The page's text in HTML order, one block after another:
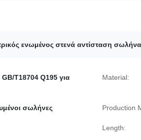
ενωμένος στενά αντίσταση
T18704 Q195 για
Material:
σωλήνες Production
Length: